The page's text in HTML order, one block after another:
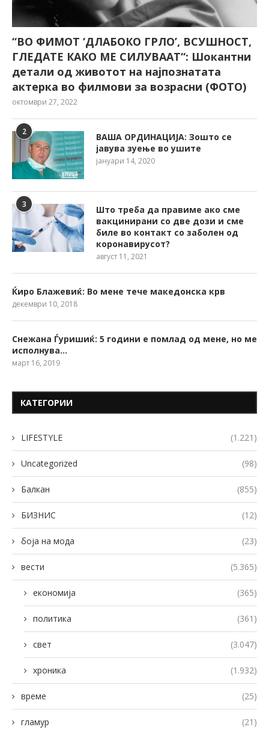
“ВО ФИМОТ ‘ДЛАБОКО ГРЛО’, ВСУШНОСТ,
ГЛЕДАТЕ КАКО МЕ СИЛУВААТ“: Шокантни
детали од животот на најпознатата
актерка во филмови за возрасни (ФОТО)
октомври 27, 2022
2
ВАША ОРДИНАЦИЈА: Зошто се
јавува зуење во ушите
јануари 14, 2020
3
Што треба да правиме ако сме
вакцинирани со две дози и сме
биле во контакт со заболен од
коронавирусот?
август 11, 2021
Ќиро Блажевиќ: Во мене тече македонска крв
декември 10, 2018
Снежана Ѓуришиќ: 5 години е помлад од мене, но ме
исполнува…
март 16, 2019
КАТЕГОРИИ
LIFESTYLE (1.221)
Uncategorized (98)
Балкан (855)
БИЗНИС (12)
боја на мода (23)
вести (5.365)
економија (365)
политика (361)
свет (3.047)
хроника (1.932)
време (25)
гламур (21)